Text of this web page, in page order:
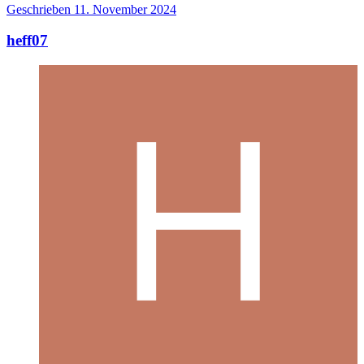
Geschrieben 11. November 2024
heff07